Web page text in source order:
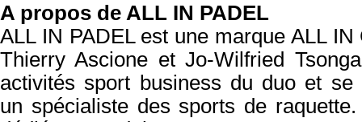
A propos de ALL IN PADEL
ALL IN PADEL est une marque ALL
Thierry Ascione et Jo-Wilfried
activités sport business du duo et se
un spécialiste des sports de